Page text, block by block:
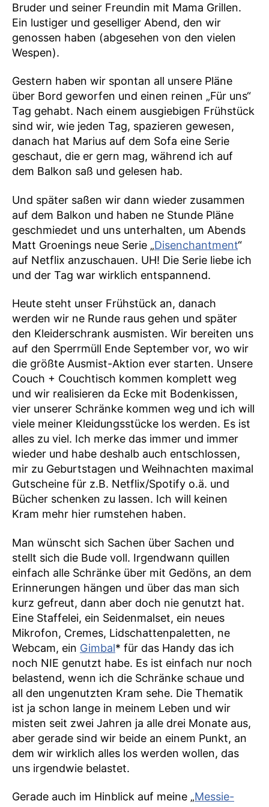
Bruder und seiner Freundin mit Mama Grillen.
Ein lustiger und geselliger Abend, den wir
genossen haben (abgesehen von den vielen
Wespen).
Gestern haben wir spontan all unsere Pläne
über Bord geworfen und einen reinen „Für uns“
Tag gehabt. Nach einem ausgiebigen Frühstück
sind wir, wie jeden Tag, spazieren gewesen,
danach hat Marius auf dem Sofa eine Serie
geschaut, die er gern mag, während ich auf
dem Balkon saß und gelesen hab.
Und später saßen wir dann wieder zusammen
auf dem Balkon und haben ne Stunde Pläne
geschmiedet und uns unterhalten, um Abends
Matt Groenings neue Serie „Disenchantment“
auf Netflix anzuschauen. UH! Die Serie liebe ich
und der Tag war wirklich entspannend.
Heute steht unser Frühstück an, danach
werden wir ne Runde raus gehen und später
den Kleiderschrank ausmisten. Wir bereiten uns
auf den Sperrmüll Ende September vor, wo wir
die größte Ausmist-Aktion ever starten. Unsere
Couch + Couchtisch kommen komplett weg
und wir realisieren da Ecke mit Bodenkissen,
vier unserer Schränke kommen weg und ich will
viele meiner Kleidungsstücke los werden. Es ist
alles zu viel. Ich merke das immer und immer
wieder und habe deshalb auch entschlossen,
mir zu Geburtstagen und Weihnachten maximal
Gutscheine für z.B. Netflix/Spotify o.ä. und
Bücher schenken zu lassen. Ich will keinen
Kram mehr hier rumstehen haben.
Man wünscht sich Sachen über Sachen und
stellt sich die Bude voll. Irgendwann quillen
einfach alle Schränke über mit Gedöns, an dem
Erinnerungen hängen und über das man sich
kurz gefreut, dann aber doch nie genutzt hat.
Eine Staffelei, ein Seidenmalset, ein neues
Mikrofon, Cremes, Lidschattenpaletten, ne
Webcam, ein Gimbal* für das Handy das ich
noch NIE genutzt habe. Es ist einfach nur noch
belastend, wenn ich die Schränke schaue und
all den ungenutzten Kram sehe. Die Thematik
ist ja schon lange in meinem Leben und wir
misten seit zwei Jahren ja alle drei Monate aus,
aber gerade sind wir beide an einem Punkt, an
dem wir wirklich alles los werden wollen, das
uns irgendwie belastet.
Gerade auch im Hinblick auf meine „Messie-